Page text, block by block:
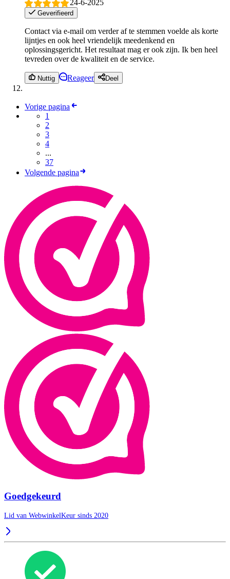
24-6-2025
Geverifieerd
Contact via e-mail om verder af te stemmen voelde als korte
lijntjes en ook heel vriendelijk meedenkend en
oplossingsgericht. Het resultaat mag er ook zijn. Ik ben heel
tevreden over de kwaliteit en de service.
Nuttig Reageer Deel
Vorige pagina
1
2
3
4
...
37
Volgende pagina
Goedgekeurd
Lid van WebwinkelKeur sinds 2020